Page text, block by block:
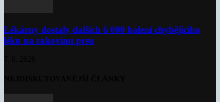
Lékárny dostaly dalších 6 000 balení chybějícího
léku na rakovinu prsu